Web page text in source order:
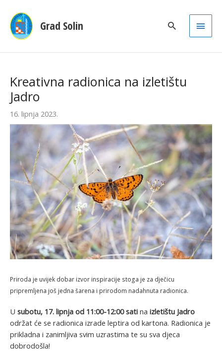
Grad Solin
Main
Kreativna radionica na izletištu
Jadro
16. lipnja 2023.
Priroda je uvijek dobar izvor inspiracije stoga je za dječicu
pripremljena još jedna šarena i prirodom nadahnuta radionica.
U subotu, 17. lipnja od 11:00-12:00 sati na izletištu Jadro
održat će se radionica izrade leptira od kartona. Radionica je
prikladna i zanimljiva svim uzrastima te su sva djeca
dobrodošla!